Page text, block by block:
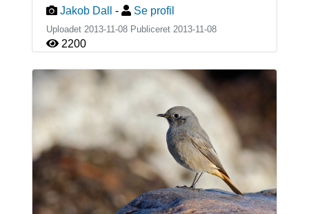
Jakob Dall
- Se profil
Uploadet 2013-11-08 Publiceret 2013-11-08
2200